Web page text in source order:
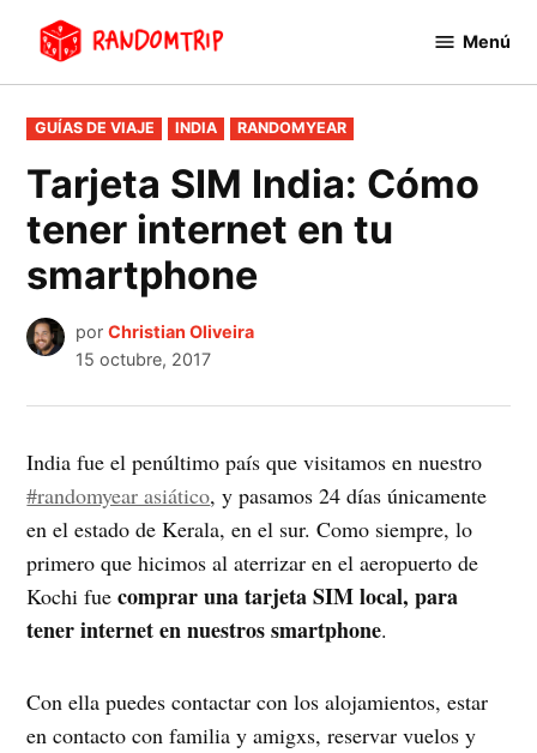
contenido
Menú
PUBLICADO
EN
GUÍAS DE VIAJE INDIA RANDOMYEAR
Tarjeta SIM India: Cómo
tener internet en tu
smartphone
por Christian Oliveira
15 octubre, 2017
India fue el penúltimo país que visitamos en nuestro
#randomyear asiático, y pasamos 24 días únicamente
en el estado de Kerala, en el sur. Como siempre, lo
primero que hicimos al aterrizar en el aeropuerto de
Kochi fuecomprar una tarjeta SIM local, para
tener internet en nuestros smartphone.
Con ella puedes contactar con los alojamientos, estar
en contacto con familia y amigxs, reservar vuelos y